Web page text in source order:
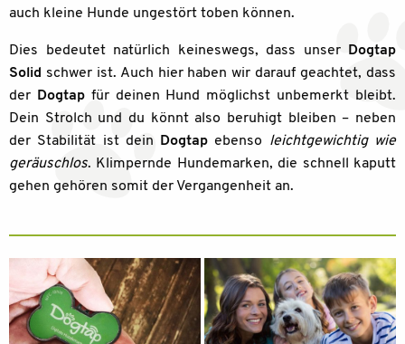
auch kleine Hunde ungestört toben können.
Dies bedeutet natürlich keineswegs, dass unser Dogtap
Solid schwer ist. Auch hier haben wir darauf geachtet, dass
der Dogtapfür deinen Hund möglichst unbemerkt bleibt.
Dein Strolch und du könnt also beruhigt bleiben – neben
der Stabilität ist dein Dogtap ebenso leichtgewichtig wie
geräuschlos. Klimpernde Hundemarken, die schnell kaputt
gehen gehören somit der Vergangenheit an.